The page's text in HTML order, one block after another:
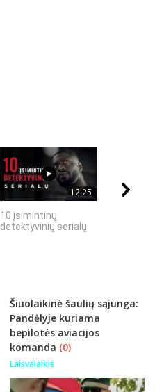
12:25
10 įsimintinų
detektyvinių serialų
Šiuolaikinė šaulių sąjunga:
Pandėlyje kuriama
bepilotės aviacijos
komanda (0)
Laisvalaikis